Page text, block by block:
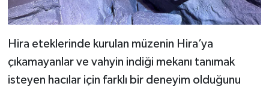
Hira eteklerinde kurulan müzenin Hira’ya
çıkamayanlar ve vahyin indiği mekanı tanımak
isteyen hacılar için farklı bir deneyim olduğunu
Kırklareli Müftülüğü
Kırşehir Müftülüğü
Kocaeli Müftülüğü